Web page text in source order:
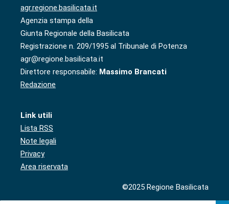
agr.regione.basilicata.it
Agenzia stampa della
Giunta Regionale della Basilicata
Registrazione n. 209/1995 al Tribunale di Potenza
agr@regione.basilicata.it
Direttore responsabile: Massimo Brancati
Redazione
Link utili
Lista RSS
Note legali
Privacy
Area riservata
©2025 Regione Basilicata